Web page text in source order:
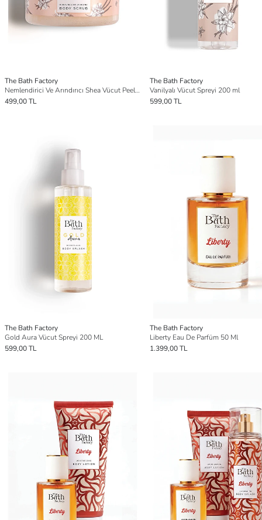
The Bath Factory
Nemlendirici Ve Arındırıcı Shea Vücut Peelingi - Vanilya Aromalı 300gr
499,00 TL
The Bath Factory
Vanilyalı Vücut Spreyi 200 ml
599,00 TL
The Bath Factory
Gold Aura Vücut Spreyi 200 ML
599,00 TL
The Bath Factory
Liberty Eau De Parfüm 50 Ml
1.399,00 TL